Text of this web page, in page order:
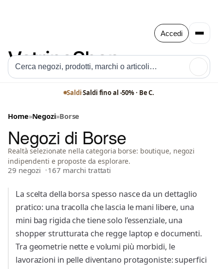
Accedi
Saldi·Saldi fino al -50% · Be C.
Home»Negozi»Borse
Negozi di Borse
Realtà selezionate nella categoria borse: boutique, negozi
indipendenti e proposte da esplorare.
29 negozi 167 marchi trattati
La scelta della borsa spesso nasce da un dettaglio
pratico: una tracolla che lascia le mani libere, una
mini bag rigida che tiene solo l’essenziale, una
shopper strutturata che regge laptop e documenti.
Tra geometrie nette e volumi più morbidi, le
lavorazioni in pelle diventano protagoniste: superfici